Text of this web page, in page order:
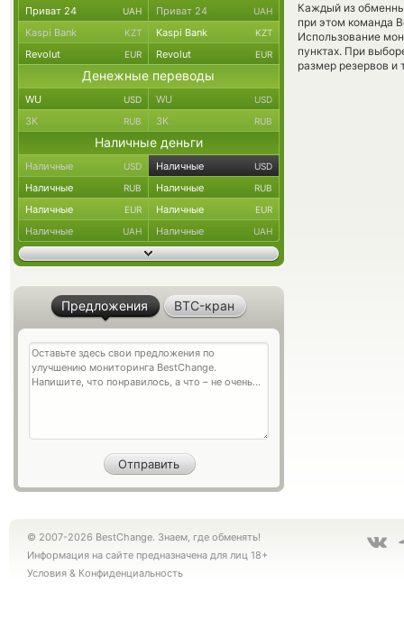
Каждый из
при этом команда
Использование
пунктах. При
размер резервов и
Приват 24 UAH Приват 24 UAH
Kaspi Bank KZT Kaspi Bank KZT
Revolut EUR Revolut EUR
Денежные переводы
WU USD WU USD
ЗК RUB ЗК RUB
Наличные деньги
Наличные USD Наличные USD
Наличные RUB Наличные RUB
Наличные EUR Наличные EUR
Наличные UAH Наличные UAH
Предложения BTC-кран
© 2007-2026 BestChange. Знаем, где обменять!
Информация на сайте предназначена для лиц 18+
Условия & Конфиденциальность